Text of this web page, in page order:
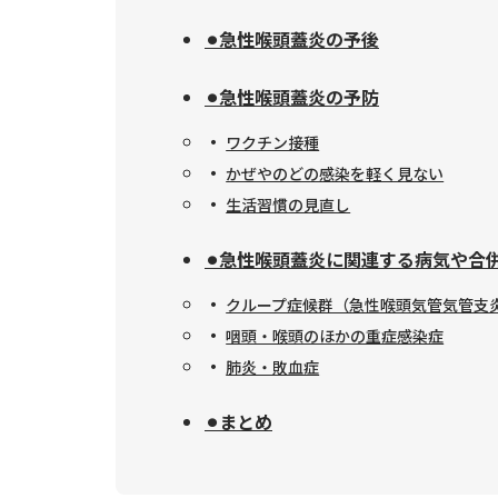
⚫︎急性喉頭蓋炎の予後
⚫︎急性喉頭蓋炎の予防
ワクチン接種
かぜやのどの感染を軽く見ない
生活習慣の見直し
⚫︎急性喉頭蓋炎に関連する病気や合
クループ症候群（急性喉頭気管気管支
咽頭・喉頭のほかの重症感染症
肺炎・敗血症
⚫︎まとめ